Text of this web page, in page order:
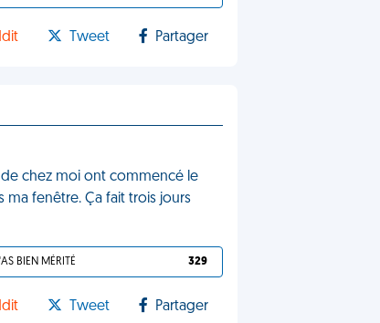
Tweet Partager
chez moi ont commencé le
ma fenêtre. Ça fait trois jours
BIEN MÉRITÉ 329
Tweet Partager